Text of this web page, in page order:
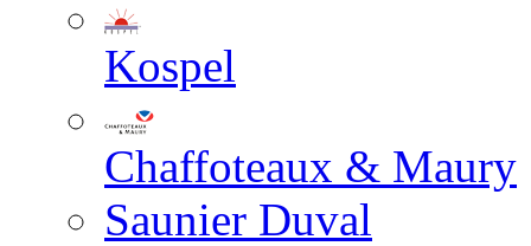
Kospel
Chaffoteaux & Maury
Saunier Duval